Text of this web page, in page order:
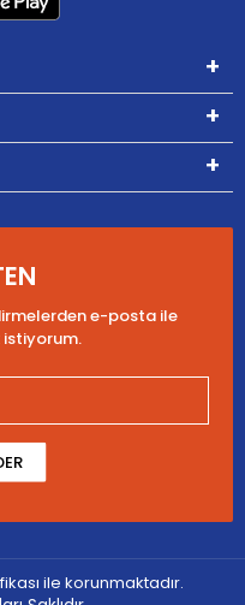
e-posta ile
ile korunmaktadır.